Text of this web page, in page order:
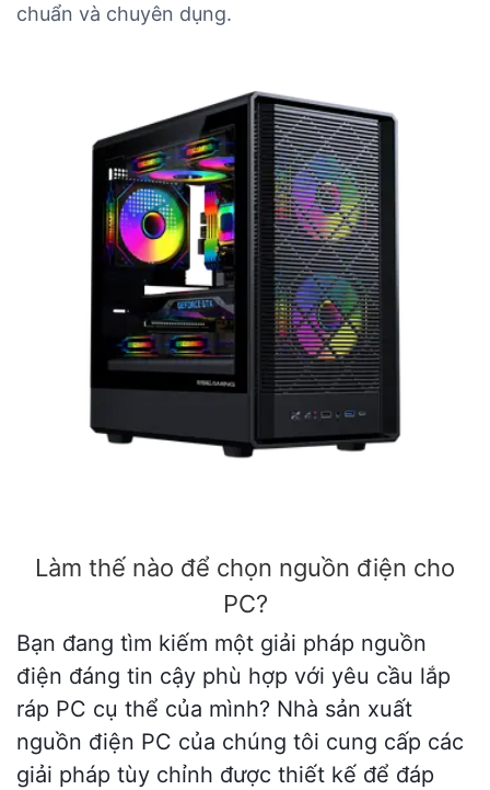
chuẩn và chuyên dụng.
Làm thế nào để chọn nguồn điện cho
PC?
Bạn đang tìm kiếm một giải pháp nguồn
điện đáng tin cậy phù hợp với yêu cầu lắp
ráp PC cụ thể của mình? Nhà sản xuất
nguồn điện PC của chúng tôi cung cấp các
giải pháp tùy chỉnh được thiết kế để đáp